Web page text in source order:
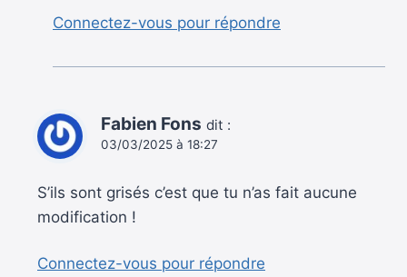
Connectez-vous pour répondre
Fabien Fons dit :
03/03/2025 à 18:27
S’ils sont grisés c’est que tu n’as fait aucune
modification !
Connectez-vous pour répondre